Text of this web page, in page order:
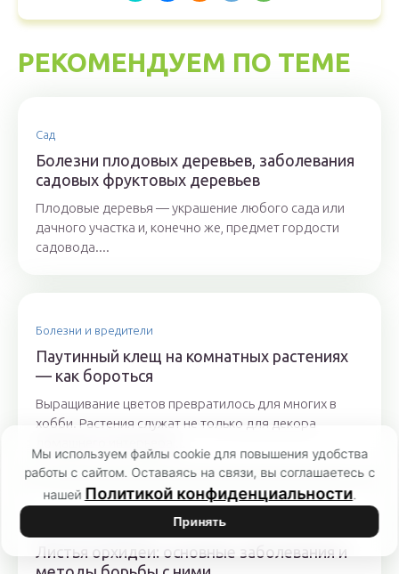
РЕКОМЕНДУЕМ ПО ТЕМЕ
Сад
Болезни плодовых деревьев, заболевания
садовых фруктовых деревьев
Плодовые деревья — украшение любого сада или
дачного участка и, конечно же, предмет гордости
садовода....
Болезни и вредители
Паутинный клещ на комнатных растениях
— как бороться
Выращивание цветов превратилось для многих в
хобби. Растения служат не только для декора
Листья орхидеи: основные заболевания и
Мы используем файлы cookie для повышения удобства
работы с сайтом. Оставаясь на связи, вы соглашаетесь с
нашей Политикой конфиденциальности.
Принять